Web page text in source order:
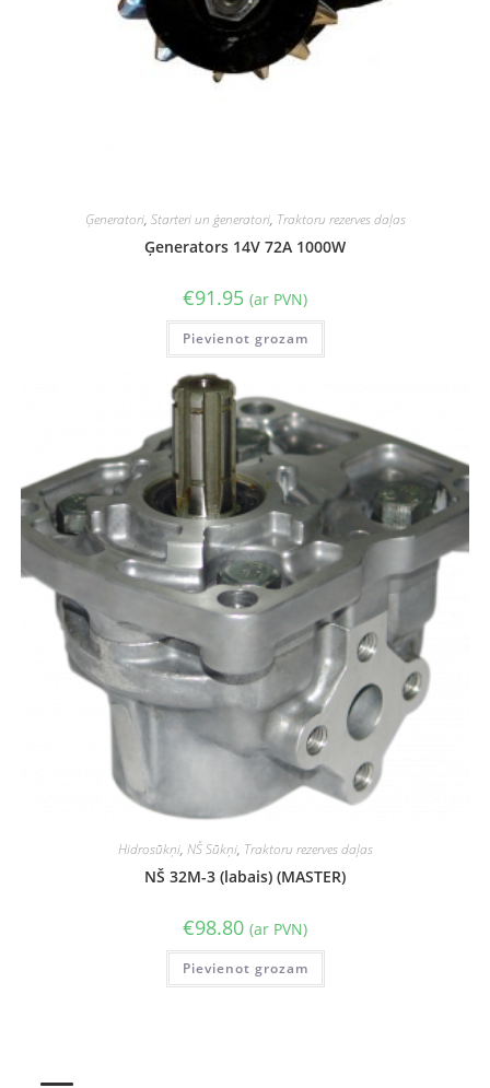
Ģeneratori, Starteri un ģeneratori, Traktoru rezerves daļas
Ģenerators 14V 72A 1000W
€91.95 (ar PVN)
Pievienot grozam
Hidrosūkņi, NŠ Sūkņi, Traktoru rezerves daļas
NŠ 32M-3 (labais) (MASTER)
€98.80 (ar PVN)
Pievienot grozam